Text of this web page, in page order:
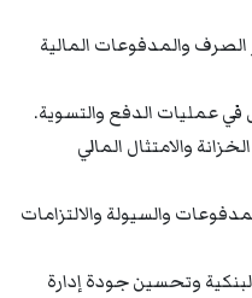
الصرف والمدفوعات المالية
في عمليات الدفع والتسوية.
والامتثال المالي
والسيولة والالتزامات
وتحسين جودة إدارة